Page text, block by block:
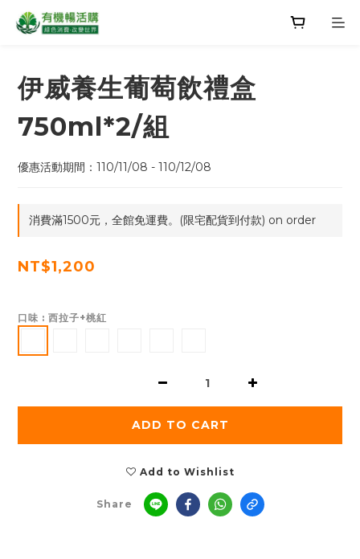
伊威養生葡萄飲禮盒
750ml*2/組
優惠活動期間：110/11/08 - 110/12/08
消費滿1500元，全館免運費。(限宅配貨到付款) on order
NT$1,200
口味 : 西拉子+桃紅
ADD TO CART
Add to Wishlist
Share